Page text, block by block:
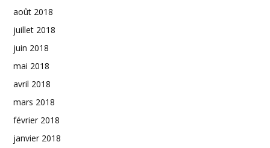
août 2018
juillet 2018
juin 2018
mai 2018
avril 2018
mars 2018
février 2018
janvier 2018